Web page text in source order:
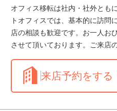
オフィス移転は社内・社外とも
トオフィスでは、基本的に訪問
店の相談も歓迎です。お一人お
させて頂いております。ご来店
来店予約をする